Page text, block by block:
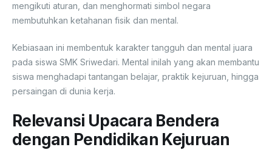
mengikuti aturan, dan menghormati simbol negara
membutuhkan ketahanan fisik dan mental.
Kebiasaan ini membentuk karakter tangguh dan mental juara
pada siswa SMK Sriwedari. Mental inilah yang akan membantu
siswa menghadapi tantangan belajar, praktik kejuruan, hingga
persaingan di dunia kerja.
Relevansi Upacara Bendera
dengan Pendidikan Kejuruan